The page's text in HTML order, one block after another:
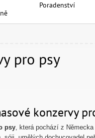
Poradenství
pro psy
konzervy
psy, která pochází z